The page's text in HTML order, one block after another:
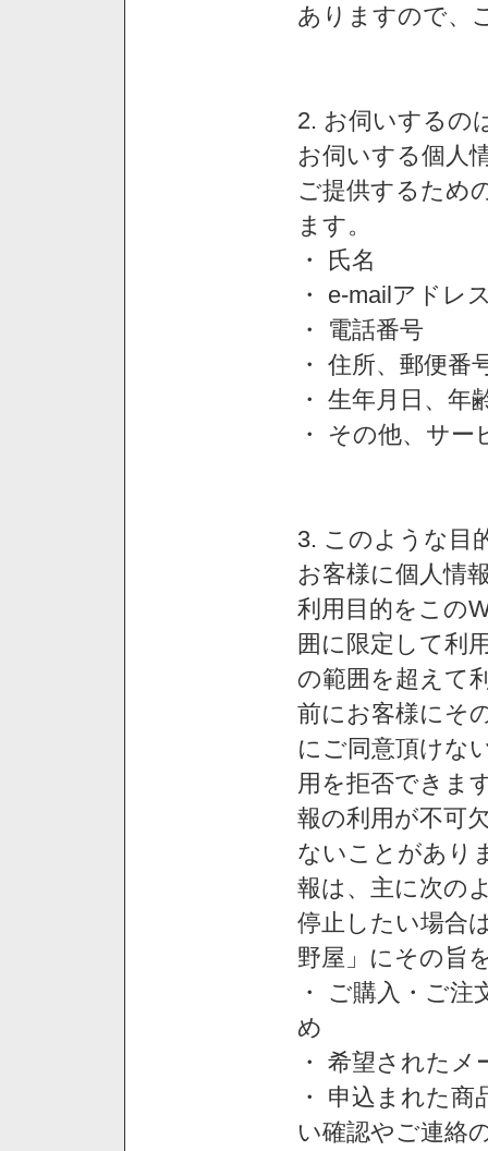
ありますので、
2. お伺いするの
お伺いする個人
ご提供するため
ます。
・ 氏名
・ e-mailアドレ
・ 電話番号
・ 住所、郵便番
・ 生年月日、年
・ その他、サ
3. このような目
お客様に個人情
利用目的をこの
囲に限定して利
の範囲を超えて
前にお客様にそ
にご同意頂けな
用を拒否できま
報の利用が不可
ないことがあり
報は、主に次の
停止したい場合
野屋」にその旨
・ ご購入・ご
め
・ 希望された
・ 申込まれた
い確認やご連絡